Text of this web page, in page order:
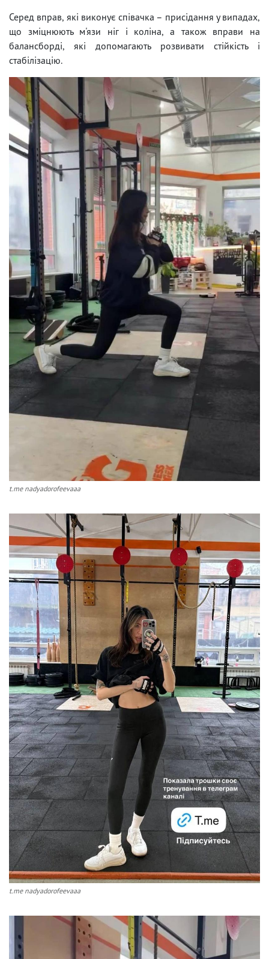
Серед вправ, які виконує співачка – присідання у випадах,
що зміцнюють м'язи ніг і коліна, а також вправи на
балансборді, які допомагають розвивати стійкість і
стабілізацію.
t.me nadyadorofeevaaa
t.me nadyadorofeevaaa